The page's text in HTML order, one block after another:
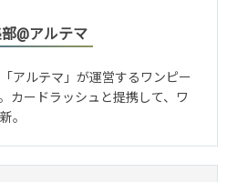
@アルテマ
アルテマ」が運営するワンピー
カードラッシュと提携して、ワ
。